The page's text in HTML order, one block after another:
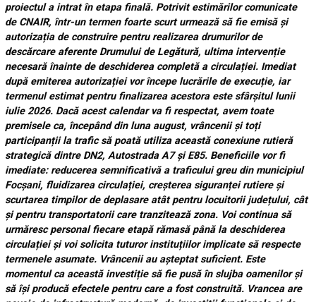
proiectul a intrat în etapa finală. Potrivit estimărilor comunicate
de CNAIR, într-un termen foarte scurt urmează să fie emisă și
autorizația de construire pentru realizarea drumurilor de
descărcare aferente Drumului de Legătură, ultima intervenție
necesară înainte de deschiderea completă a circulației. Imediat
după emiterea autorizației vor începe lucrările de execuție, iar
termenul estimat pentru finalizarea acestora este sfârșitul lunii
iulie 2026. Dacă acest calendar va fi respectat, avem toate
premisele ca, începând din luna august, vrâncenii și toți
participanții la trafic să poată utiliza această conexiune rutieră
strategică dintre DN2, Autostrada A7 și E85. Beneficiile vor fi
imediate: reducerea semnificativă a traficului greu din municipiul
Focșani, fluidizarea circulației, creșterea siguranței rutiere și
scurtarea timpilor de deplasare atât pentru locuitorii județului, cât
și pentru transportatorii care tranzitează zona. Voi continua să
urmăresc personal fiecare etapă rămasă până la deschiderea
circulației și voi solicita tuturor instituțiilor implicate să respecte
termenele asumate. Vrâncenii au așteptat suficient. Este
momentul ca această investiție să fie pusă în slujba oamenilor și
să își producă efectele pentru care a fost construită. Vrancea are